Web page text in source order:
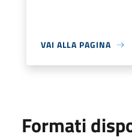
VAI ALLA PAGINA
Formati